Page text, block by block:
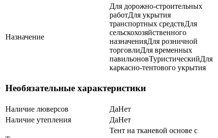
Назначение
Для дорожно-строительных
работДля укрытия
транспортных средствДля
сельскохозяйственного
назначенияДля розничной
торговлиДля временных
павильоновТуристическийДля
каркасно-тентового укрытия
Необязательные характеристики
Наличие люверсов ДаНет
Наличие утепления
ДаНет
Тент на тканевой основе с